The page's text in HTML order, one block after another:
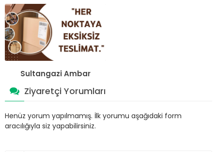
Sultangazi Ambar
Ziyaretçi Yorumları
Henüz yorum yapılmamış. İlk yorumu aşağıdaki form
aracılığıyla siz yapabilirsiniz.